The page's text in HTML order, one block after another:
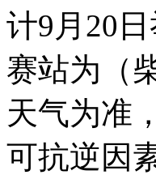
计9月20
赛站为（
天气为准
可抗逆因